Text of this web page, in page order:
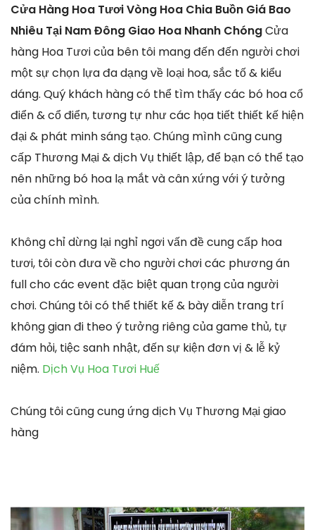
Cửa Hàng Hoa Tươi Vòng Hoa Chia Buồn Giá Bao
Nhiêu Tại Nam Đông Giao Hoa Nhanh ChóngCửa
hàng Hoa Tươi của bên tôi mang đến đến người chơi
một sự chọn lựa đa dạng về loại hoa, sắc tố & kiểu
dáng. Quý khách hàng có thể tìm thấy các bó hoa cổ
điển & cổ điển, tương tự như các họa tiết thiết kế hiện
đại & phát minh sáng tạo. Chúng mình cũng cung
cấp Thương Mại & dịch Vụ thiết lập, để bạn có thể tạo
nên những bó hoa lạ mắt và cân xứng với ý tưởng
của chính mình.
Không chỉ dừng lại nghỉ ngơi vấn đề cung cấp hoa
tươi, tôi còn đưa về cho người chơi các phương án
full cho các event đặc biệt quan trọng của người
chơi. Chúng tôi có thể thiết kế & bày diễn trang trí
không gian đi theo ý tưởng riêng của game thủ, tự
đám hỏi, tiệc sanh nhật, đến sự kiện đơn vị & lễ kỷ
niệm. Dịch Vụ Hoa Tươi Huế
Chúng tôi cũng cung ứng dịch Vụ Thương Mại giao
hàng